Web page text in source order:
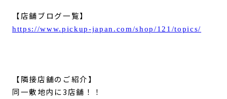
【店舗ブログ一覧】
https://www.pickup-japan.com/shop/121/topics/
【隣接店舗のご紹介】
同一敷地内に3店舗！！